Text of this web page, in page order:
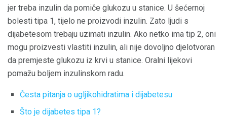
jer treba inzulin da pomiče glukozu u stanice. U šećernoj
bolesti tipa 1, tijelo ne proizvodi inzulin. Zato ljudi s
dijabetesom trebaju uzimati inzulin. Ako netko ima tip 2, oni
mogu proizvesti vlastiti inzulin, ali nije dovoljno djelotvoran
da premjeste glukozu iz krvi u stanice. Oralni lijekovi
pomažu boljem inzulinskom radu.
Česta pitanja o ugljikohidratima i dijabetesu
Što je dijabetes tipa 1?